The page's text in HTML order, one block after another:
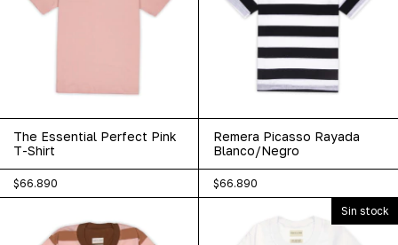
The Essential Perfect Pink
T-Shirt
$66.890
Remera Picasso Rayada
Blanco/Negro
$66.890
Sin stock